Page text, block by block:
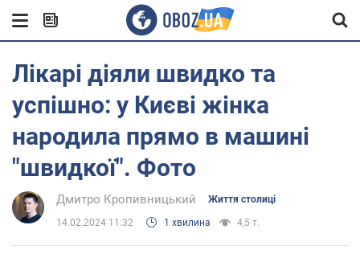
Лікарі діяли швидко та
успішно: у Києві жінка
народила прямо в машині
"швидкої". Фото
Дмитро Кропивницький Життя столиці
14.02.2024 11:32 1 хвилина 4,5 т.